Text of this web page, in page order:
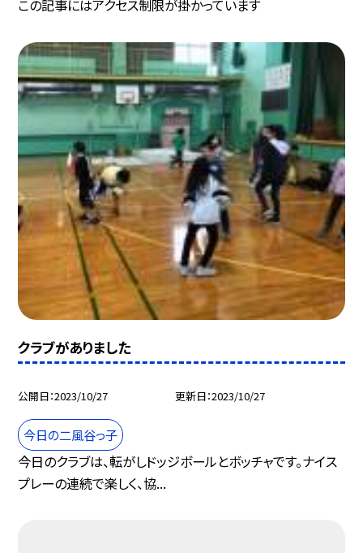
この記事にはアクセス制限が掛かっています
クラブがありました
公開日 2023/10/27 更新日 2023/10/27
今日の二風谷っ子
今日のクラブは、転がしドッジボールとボッチャです。ナイス
プレーの連続で楽しく、協...